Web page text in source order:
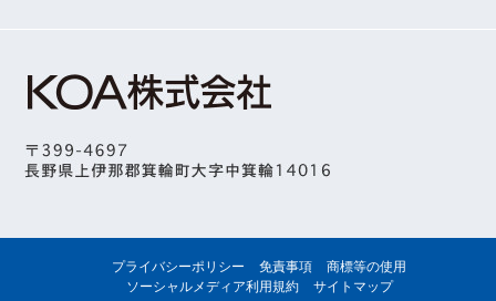
プライバシーポリシー 免責事項
商標等の使用
ソーシャルメディア利用規約
サイトマップ